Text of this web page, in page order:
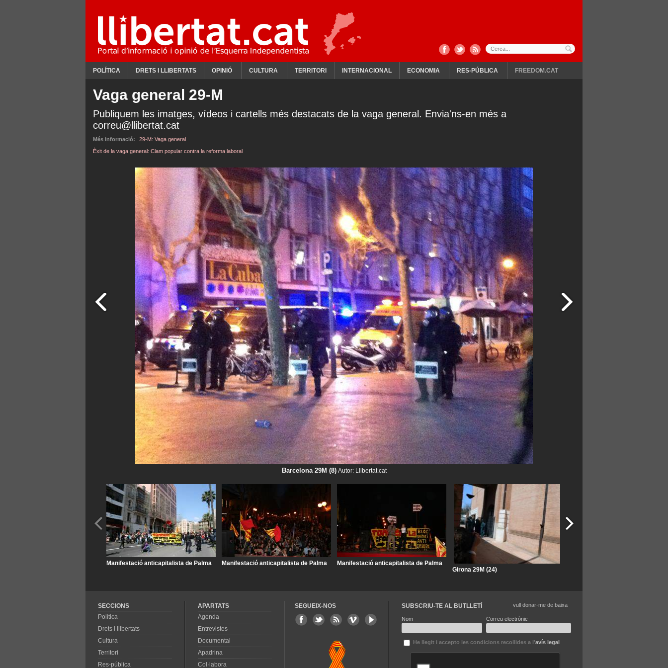
POLÍTICA DRETS I LLIBERTATS OPINIÓ CULTURA TERRITORI INTERNACIONAL ECONOMIA RES-PÚBLICA FREEDOM.CAT
Vaga general 29-M
Publiquem les imatges, vídeos i cartells més destacats de la vaga general. Envia'ns-en més a
correu@llibertat.cat
Més informació:
29-M: Vaga general
Èxit de la vaga general: Clam popular contra la reforma laboral
Barcelona 29M (8) Autor: Llibertat.cat
Manifestació anticapitalista de Palma Manifestació anticapitalista de Palma
Manifestació anticapitalista de Palma
Girona 29M (24)
SECCIONS
Política
Drets i llibertats
Cultura
Territori
Res-pública
APARTATS
Agenda
Entrevistes
Documental
Apadrina
Col·labora
SEGUEIX-NOS SUBSCRIU-TE AL BUTLLETÍ
Nom Correu electrònic
He llegit i accepto les condicions recollides a l'avís legal
vull donar-me de baixa